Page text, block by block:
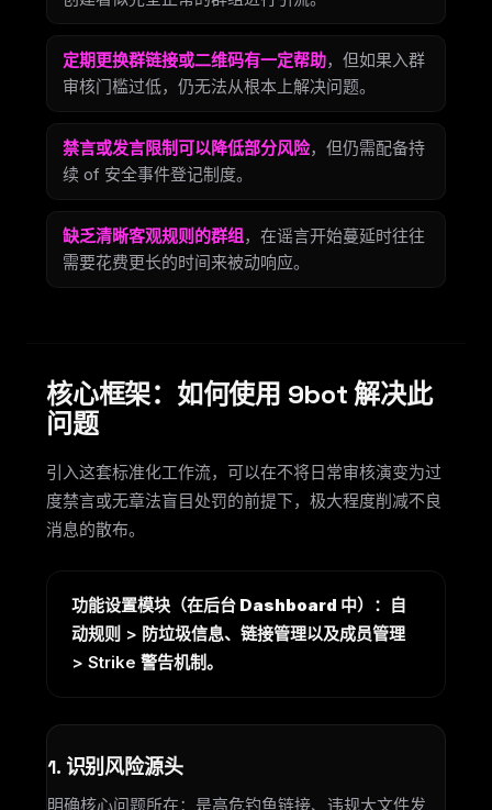
定期更换群链接或二维码有一定帮助，但如果入群
审核门槛过低，仍无法从根本上解决问题。
禁言或发言限制可以降低部分风险，但仍需配备持
续 of 安全事件登记制度。
缺乏清晰客观规则的群组，在谣言开始蔓延时往往
需要花费更长的时间来被动响应。
核心框架：如何使用 9bot 解决此
问题
引入这套标准化工作流，可以在不将日常审核演变为过
度禁言或无章法盲目处罚的前提下，极大程度削减不良
消息的散布。
功能设置模块（在后台 Dashboard 中）： 自
动规则 > 防垃圾信息、链接管理以及成员管理
> Strike 警告机制。
1. 识别风险源头
明确核心问题所在：是高危钓鱼链接、违规大文件发